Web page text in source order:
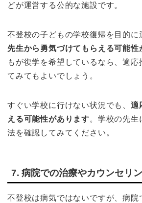
どが運営する公的な施設です。
不登校の子どもの学校復帰を目的に
先生から勇気づけてもらえる可能性
もが復学を希望しているなら、適応
てみてもよいでしょう。
すぐい学校に行けない状況でも、 適
える可能性があります。学校の先生
法を確認してみてください。
7. 病院での治療やカウンセリ
不登校は病気ではないですが、病院